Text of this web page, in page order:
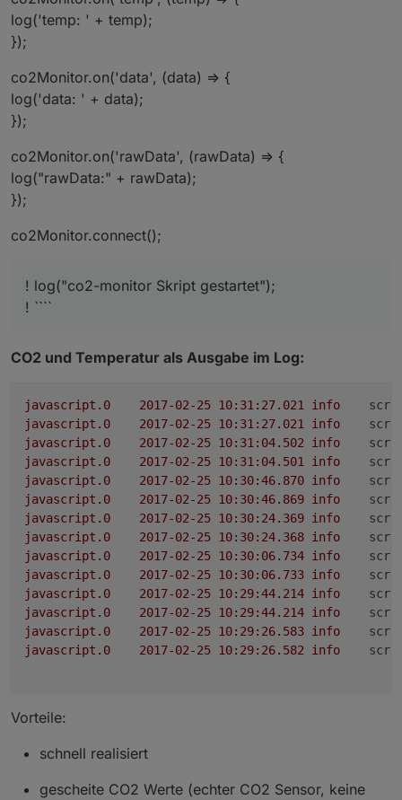
log('temp: ' + temp);
});
co2Monitor.on('data', (data) => {
log('data: ' + data);
});
co2Monitor.on('rawData', (rawData) => {
log("rawData:" + rawData);
});
co2Monitor.connect();
! log("co2-monitor Skript gestartet");
! ````
CO2 und Temperatur als Ausgabe im Log:
javascript.0 info
javascript.0
info
javascript.0
info
javascript.0
info
javascript.0
info
javascript.0
info
javascript.0
info
javascript.0
info
javascript.0
info
javascript.0
info
javascript.0
info
javascript.0
info
javascript.0
info
javascript.0
info
Vorteile:
schnell realisiert
gescheite CO2 Werte (echter CO2 Sensor, keine